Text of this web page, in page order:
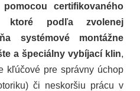
certifikovaného
ktoré podľa zvolenej
systémové montážne
a špeciálny vybíjací klin,
kľúčové pre správny úchop
či neskoršiu prácu v